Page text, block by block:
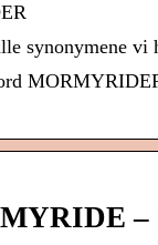
synonymene
–